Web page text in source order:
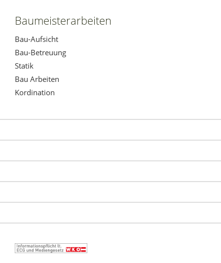
Baumeisterarbeiten
Bau-Aufsicht
Bau-Betreuung
Statik
Bau Arbeiten
Kordination